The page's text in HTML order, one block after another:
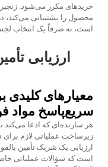
خریدهای مکرر می‌شود.
محصول را پشتیبانی می‌کند،
است، نه صرفاً یک انتخاب
ارزیابی
معیارهای کلیدی
سریع‌پاسخ مواد
هر سازنده‌ای که ادعا می‌کند
زیرساخت عملیاتی لازم برای
ارزیابی یک شریک تأمین
است که سؤالات عملیاتی